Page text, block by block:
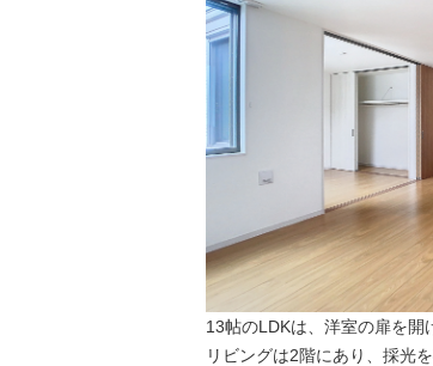
13帖のLDKは、洋室の扉を開
リビングは2階にあり、採光